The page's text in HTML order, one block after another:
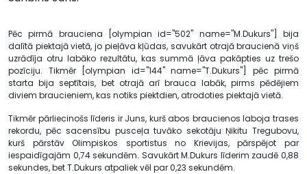
Pēc pirmā brauciena [olympian id="502" name="M.Dukurs"] bija
dalītā piektajā vietā, jo pieļāva kļūdas, savukārt otrajā braucienā viņš
uzrādīja otru labāko rezultātu, kas summā ļāva pakāpties uz trešo
pozīciju. Tikmēr [olympian id="144" name="T.Dukurs"] pēc pirmā
starta bija septītais, bet otrajā arī brauca labāk, pirms pēdējiem
diviem braucieniem, kas notiks piektdien, atrodoties piektajā vietā.
Tikmēr pārliecinošs līderis ir Juns, kurš abos braucienos laboja trases
rekordu, pēc sacensību pusceļa tuvāko sekotāju Ņikitu Tregubovu,
kurš pārstāv Olimpiskos sportistus no Krievijas, pārspējot par
iespaidīgajām 0,74 sekundēm. Savukārt M.Dukurs līderim zaudē 0,88
sekundes, bet T.Dukurs atpaliek vēl par 0,23 sekundēm.